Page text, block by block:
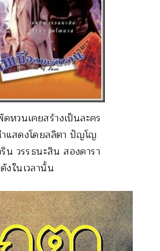
หวนเคยสร้างเป็นละคร
แสดงโดยลลิตา ปัญโญ
น วรรธนะสิน สองดารา
ดังในเวลานั้น